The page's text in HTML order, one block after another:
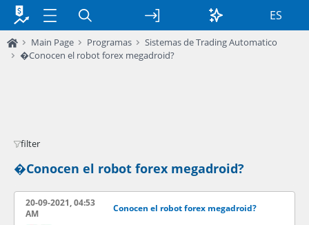
ES
Main Page Programas
Sistemas de Trading Automatico
�Conocen el robot forex megadroid?
filter
�Conocen el robot forex megadroid?
20-09-2021, 04:53
AM
Conocen el robot forex megadroid?